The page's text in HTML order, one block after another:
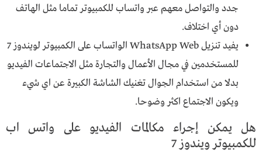
جدد والتواصل معهم عبر واتساب للكمبيوتر تماما مثل الهاتف
دون أي اختلاف.
يفيد تنزيل WhatsApp Web الواتساب على الكمبيوتر لويندوز 7
للمستخدمين في مجال الأعمال والتجارة مثل الاجتماعات الفيديو
بدلا من استخدام الجوال تغنيك الشاشة الكبيرة عن اي شيء
ويكون الاجتماع اكثر وضوحا.
هل يمكن إجراء مكالمات الفيديو على واتس اب
للكمبيوتر ويندوز 7